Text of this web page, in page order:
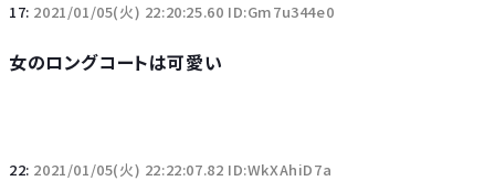
17: 2021/01/05(火) 22:20:25.60 ID:Gm7u344e0
女のロングコートは可愛い
22: 2021/01/05(火) 22:22:07.82 ID:WkXAhiD7a